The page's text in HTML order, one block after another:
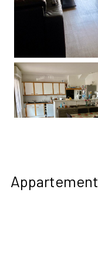
Appartement 3 pièce(s) 2 chambre(s)